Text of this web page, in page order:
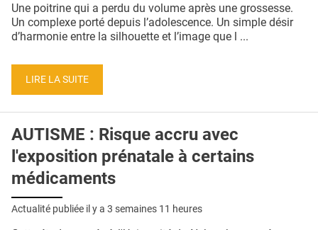
Une poitrine qui a perdu du volume après une grossesse.
Un complexe porté depuis l’adolescence. Un simple désir
d’harmonie entre la silhouette et l’image que l ...
LIRE LA SUITE
AUTISME : Risque accru avec
l'exposition prénatale à certains
médicaments
Actualité publiée il y a 3 semaines 11 heures